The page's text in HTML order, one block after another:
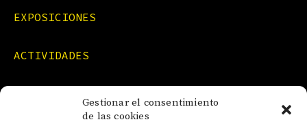
Gestionar el consentimiento
de las cookies
EXPOSICIONES
ACTIVIDADES